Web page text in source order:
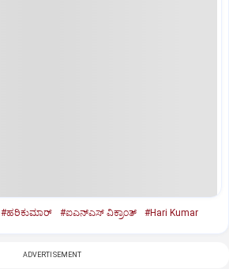
#ಹರಿಕುಮಾರ್‌ #ಐಎನ್‌ಎಸ್‌ ವಿಕ್ರಾಂತ್‌ #Hari Kumar
ADVERTISEMENT